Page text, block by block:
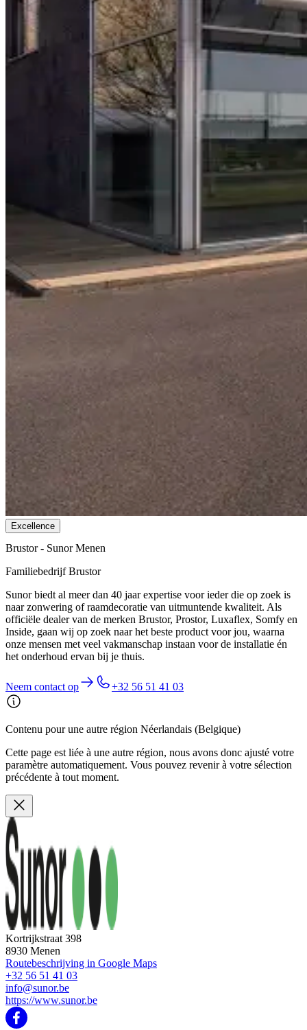
Excellence
Brustor - Sunor Menen
Familiebedrijf Brustor
Sunor biedt al meer dan 40 jaar expertise voor ieder die op zoek is
naar zonwering of raamdecoratie van uitmuntende kwaliteit. Als
officiële dealer van de merken Brustor, Prostor, Luxaflex, Somfy en
Inside, gaan wij op zoek naar het beste product voor jou, waarna
onze mensen met veel vakmanschap instaan voor de installatie én
het onderhoud ervan bij je thuis.
Neem contact op +32 56 51 41 03
Contenu pour une autre région Néerlandais (Belgique)
Cette page est liée à une autre région, nous avons donc ajusté votre
paramètre automatiquement. Vous pouvez revenir à votre sélection
précédente à tout moment.
Kortrijkstraat 398
8930 Menen
Routebeschrijving in Google Maps
+32 56 51 41 03
info@sunor.be
https://www.sunor.be